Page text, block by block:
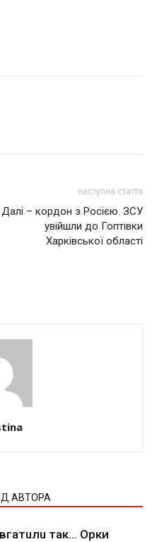
наступна стаття
Далі – кордон з Росією. ЗСУ
увійшли до Гоптівки
Харківської області
АВТОРА
тaк… Opки